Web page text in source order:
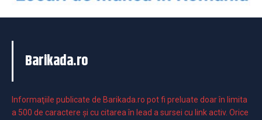
Barikada.ro
Informaţiile publicate de Barikada.ro pot fi preluate doar în limita
a 500 de caractere şi cu citarea în lead a sursei cu link activ. Orice